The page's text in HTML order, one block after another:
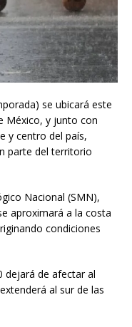
se ubicará este
México, y junto con
y centro del país,
parte del territorio
Nacional (SMN),
aproximará a la costa
condiciones
dejará de afectar al
al sur de las